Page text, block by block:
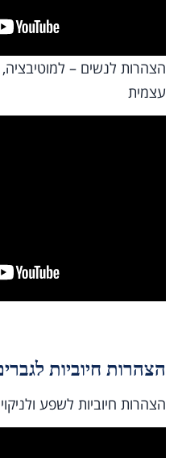
הצהרות לנשים –
עצמית
הצהרות חיוביות
הצהרות חיוביות לשפע